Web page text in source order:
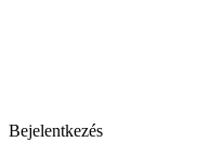
Bejelentkezés